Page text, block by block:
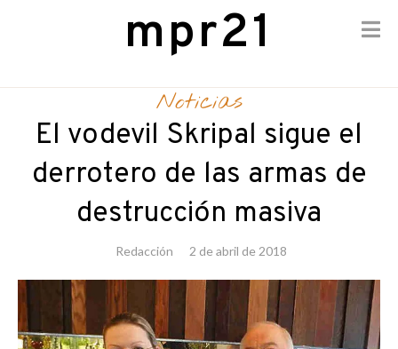
content
mpr21
Noticias
El vodevil Skripal sigue el
derrotero de las armas de
destrucción masiva
Redacción 2 de abril de 2018